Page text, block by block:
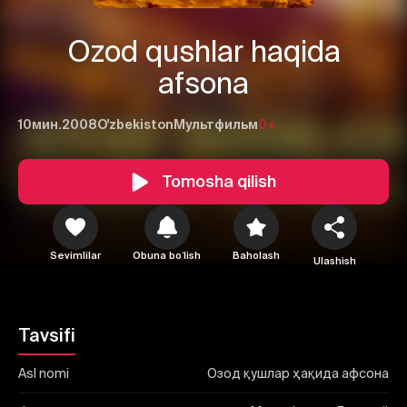
Ozod qushlar haqida
afsona
10мин.2008O'zbekiston Мультфильм0+
Tomosha qilish
Sevimlilar Obuna boʻlish Baholash Ulashish
Tavsifi
Asl nomi Озод қушлар ҳақида афсона
1 2
Yuborish
Bekor qilish Tizimga kirish